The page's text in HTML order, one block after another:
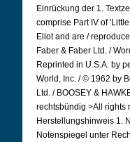
Einrückung der 1.
comprise Part IV of
Eliot and are /
Faber & Faber Ltd. /
Reprinted in U.S.A. by
World, Inc. / © 1962 by
Ltd. / BOOSEY &
rechtsbündig >All rights
Herstellungshinweis 1.
Notenspiegel unter